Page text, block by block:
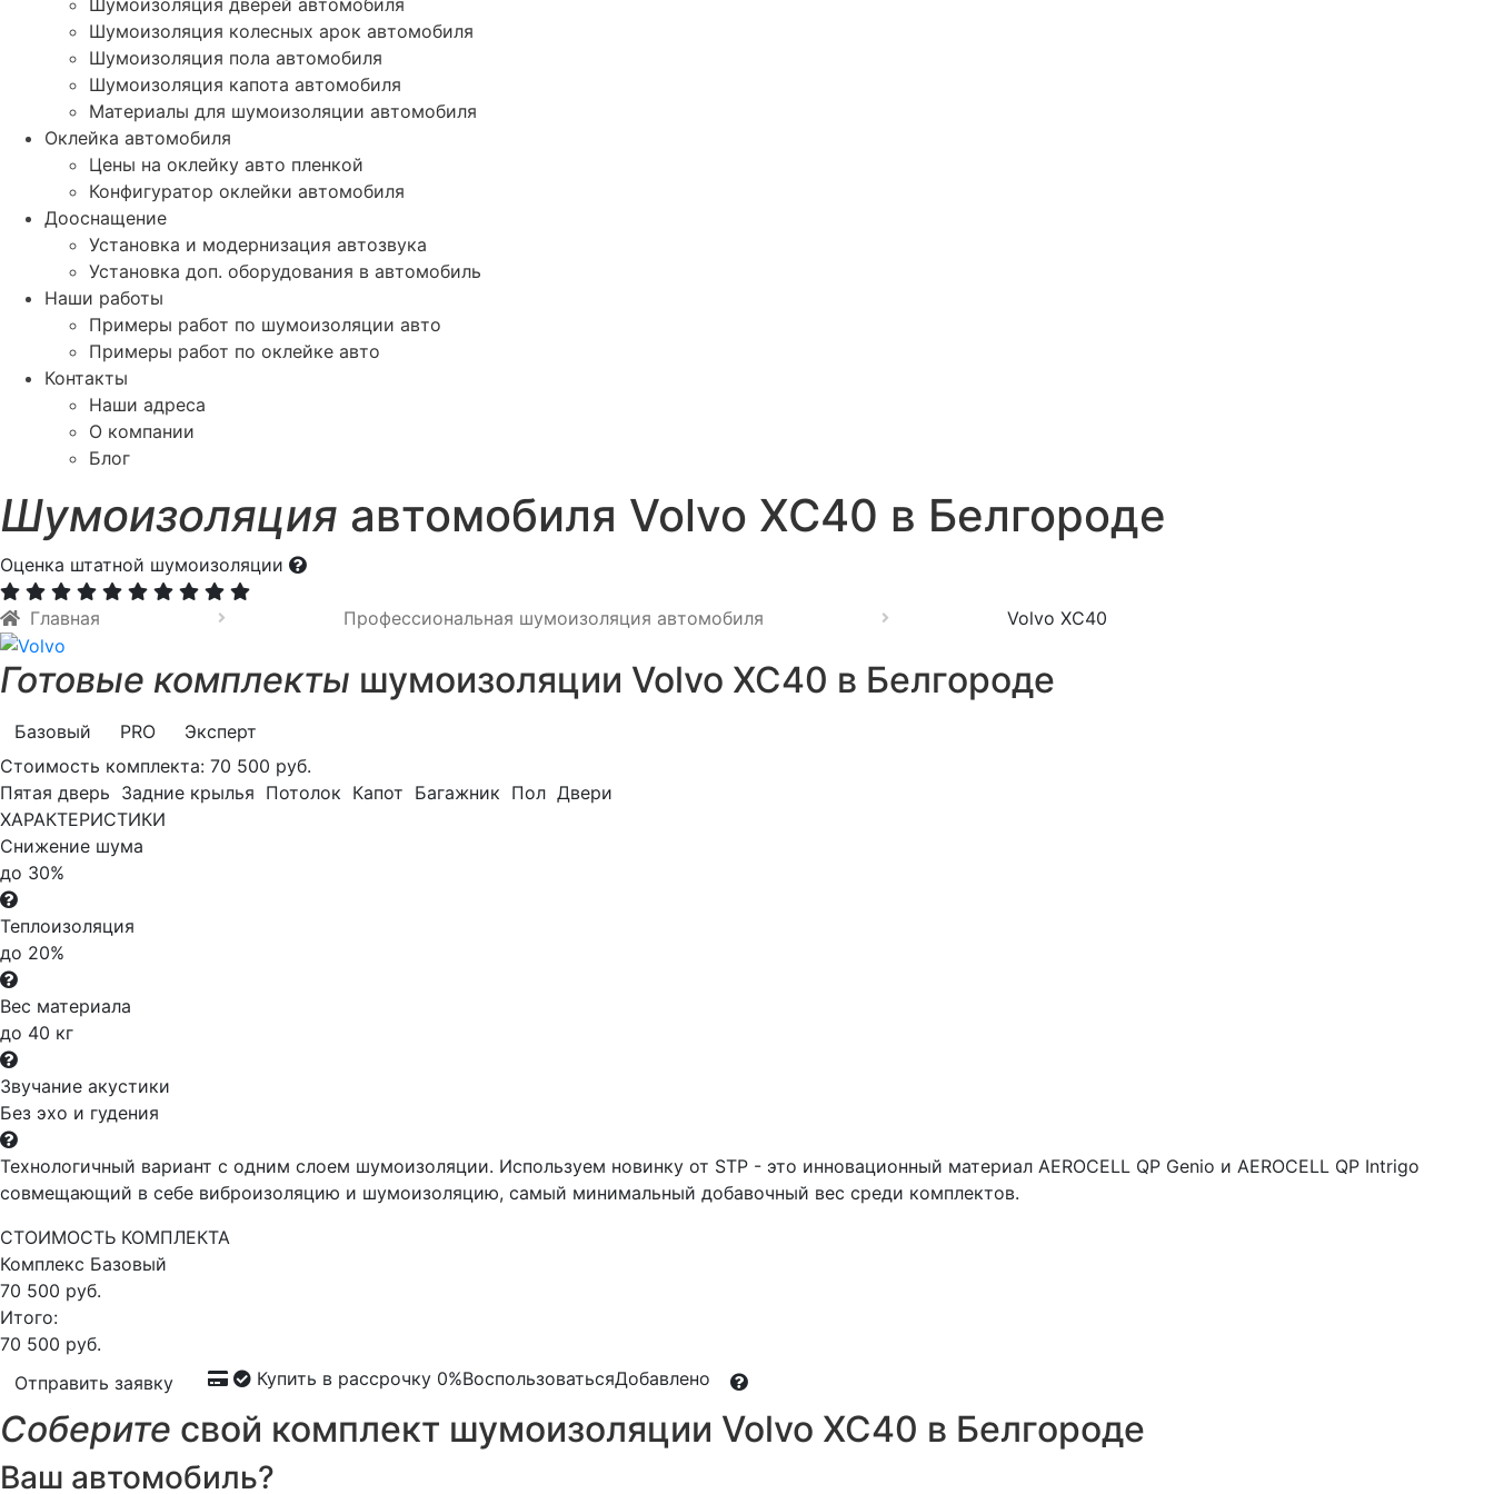
Шумоизоляция колесных арок автомобиля
Шумоизоляция пола автомобиля
Шумоизоляция капота автомобиля
Материалы для шумоизоляции автомобиля
Оклейка автомобиля
Цены на оклейку авто пленкой
Конфигуратор оклейки автомобиля
Дооснащение
Установка и модернизация автозвука
Установка доп. оборудования в автомобиль
Наши работы
Примеры работ по шумоизоляции авто
Примеры работ по оклейке авто
Контакты
Наши адреса
О компании
Блог
Шумоизоляция автомобиля Volvo XC40 в Белгороде
Оценка штатной шумоизоляции
Главная Профессиональная шумоизоляция автомобиля Volvo XC40
Готовые комплекты шумоизоляции Volvo XC40 в Белгороде
Базовый PRO
Эксперт
Стоимость комплекта: 70 500 руб.
Пятая дверь Задние крылья Потолок Капот Багажник Пол Двери
ХАРАКТЕРИСТИКИ
Снижение шума
до 30%
Теплоизоляция
до 20%
Вес материала
до 40 кг
Звучание акустики
Без эхо и гудения
Технологичный вариант с одним слоем шумоизоляции. Используем новинку от STP - это инновационный материал AEROCELL QP Genio и AEROCELL QP Intrigo
совмещающий в себе виброизоляцию и шумоизоляцию, самый минимальный добавочный вес среди комплектов.
СТОИМОСТЬ КОМПЛЕКТА
Комплекс Базовый
70 500 руб.
Итого:
70 500 руб.
Отправить заявку
Купить в рассрочку 0%ВоспользоватьсяДобавлено
Соберите свой комплект шумоизоляции Volvo XC40 в Белгороде
Ваш автомобиль?